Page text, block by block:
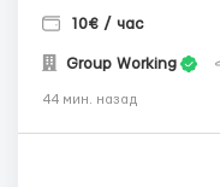
10€ / час
Group Working
44 мин. назад